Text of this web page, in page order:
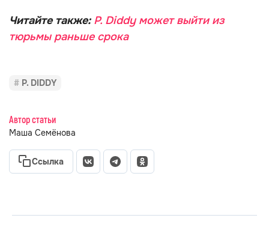
Читайте также: P. Diddy может выйти из
тюрьмы раньше срока
P. DIDDY
Автор статьи
Маша Семёнова
Ссылка